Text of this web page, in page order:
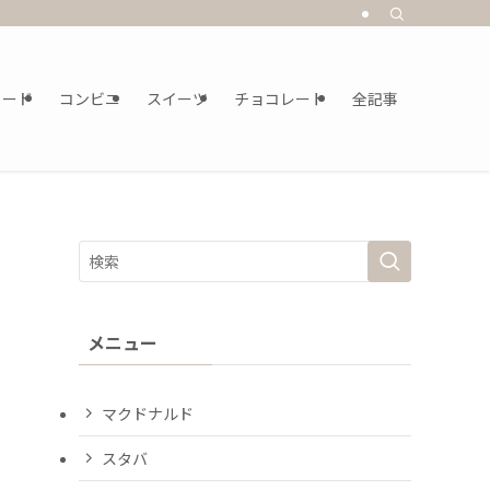
ド コンビニ スイーツ チョコレート 全記事
メニュー
マクドナルド
スタバ